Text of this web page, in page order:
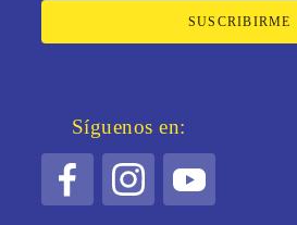
SUSCRIBIRME
Síguenos en: